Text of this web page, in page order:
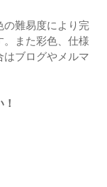
の難易度により完
。また彩色、仕様
はブログやメルマ